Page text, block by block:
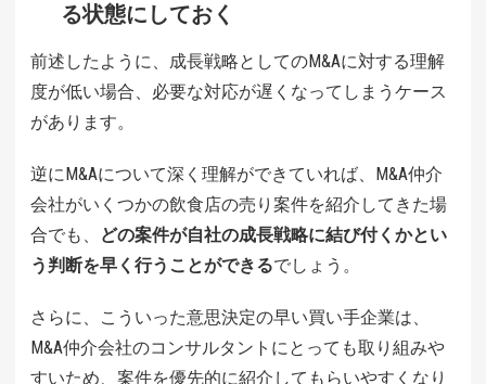
る状態にしておく
前述したように、成長戦略としてのM&Aに対する理解
度が低い場合、必要な対応が遅くなってしまうケース
があります。
逆にM&Aについて深く理解ができていれば、M&A仲介
会社がいくつかの飲食店の売り案件を紹介してきた場
合でも、
どの案件が自社の成長戦略に結び付くかとい
う判断を早く行うことができるでしょう。
さらに、こういった意思決定の早い買い手企業は、
M&A仲介会社のコンサルタントにとっても取り組みや
すいため、案件を優先的に紹介してもらいやすくなり